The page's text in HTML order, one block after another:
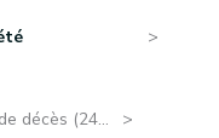
décès (24...